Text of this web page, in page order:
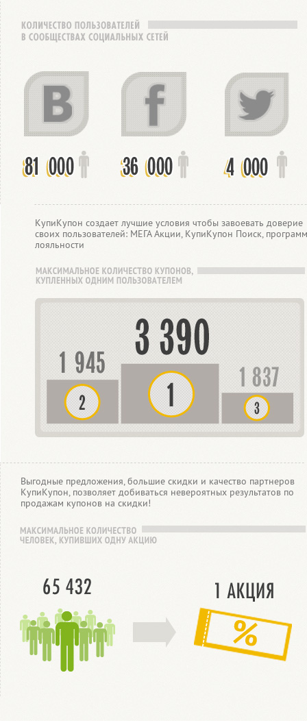
КупиКупон создает лучшие условия чтобы завоевать доверие
своих пользователей: МЕГА Акции, КупиКупон Поиск,
лояльности
Выгодные предложения, большие скидки и качество партнеров
КупиКупон, позволяет добиваться невероятных результатов по
продажам купонов на скидки!